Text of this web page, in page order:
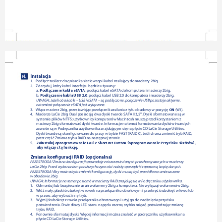
PL Instalacja
1. Podłącz zasilacz do gniazdka sieciowego i kabel zasilający do macierzy 2big.
2.
Zdecyduj, który kabel interfejsu będzie używany:
a. Podłączenie kabla eSATA: podłącz kabel eSATA do komputera imacierzy 2big.
b. Podłączenie kabla USB 2.0: podłącz kabel USB 2.0 do komputera imacierzy 2big.
UWAGA: Jeżeli oba kable – USB i eSATA – są podłączone, połączenie USB pozostaje aktywne,
natomiast połączenie eSATA jest wyłączone.
3.
Włącz macierz 2big, przestawiając przełącznik zasilania z tyłu obudowy wpozycję ON (Wł.).
4.
Macierze LaCie 2big Dual posiadają dwa dyski twarde SATA II 3,5''. Dyski sformatowane są w
systemie plików NTFS; użytkownicy komputerów Macintosh muszą przed korzystaniem z
macierzy 2big sformatować dyski twarde. Informacje na temat formatowania dysków twardych
zawarte są w Podręczniku użytkownika znajdującym się na płycie CD LaCie Storage Utilities.
Dyski twarde są skongurowane do pracy w trybie FAST (RAID 0). Jeśli chcesz zmienić tryb RAID,
patrz część Zmiana trybu RAID na następnej stronie.
5.
Zainstaluj oprogramowanie LaCie Shortcut Button (oprogramowanie Przycisku skrótów),
        aby włączyć tę funkcję.
Zmiana konguracji RAID (opcjonalna)
PRZESTROGA! Zmiana konguracji spowoduje zniszczenie danych przechowywanych w macierzy
LaCie 2big. Przed wykonaniem poniższych czynności należy sporządzić zapasową kopię danych.
PRZESTROGA! Aby można było zmienić kongurację, dyski muszą być prawidłowo umieszczone
w obudowie 2big.
UWAGA: Informacje na temat poziomów macierzy RAID znajdują się wPodręczniku użytkownika.
1.
Odmontuj lub bezpiecznie usuń wolumeny 2big z komputera. Nie wyłączaj wolumenów 2big.
2.
Włóż mały, płaski śrubokręt w rowek na przełączniku obrotowym i przekręć śrubokręt w lewo lub
w prawo, aby wybrać inny tryb.
3.
Wyjmij śrubokręt z rowka przełącznika obrotowego i użyj go do naciśnięcia przycisku
potwierdzenia. Dwie diody LED stanu napędu zaczną szybko migać, potwierdzając zmianę
trybu RAID.
4.
Ponownie sformatuj dyski. Więcej informacji można znaleźć w podręczniku użytkownika na
płycie CD LaCie Storage Utilities.